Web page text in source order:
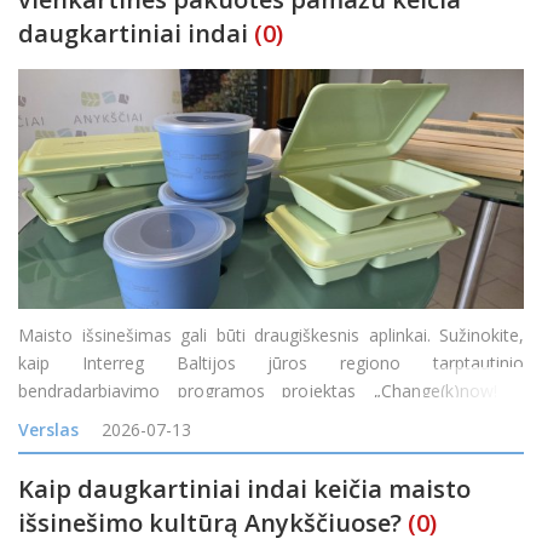
daugkartiniai indai (0)
Maisto išsinešimas gali būti draugiškesnis aplinkai. Sužinokite,
kaip Interreg Baltijos jūros regiono tarptautinio
bendradarbiavimo programos projektas „Change(k)now! –
mąstysenos keitimas nuo vienkartinio naudojimo į žiedines arba
daugkartinio naudojimo maisto prist
Verslas 2026-07-13
Kaip daugkartiniai indai keičia maisto
išsinešimo kultūrą Anykščiuose? (0)